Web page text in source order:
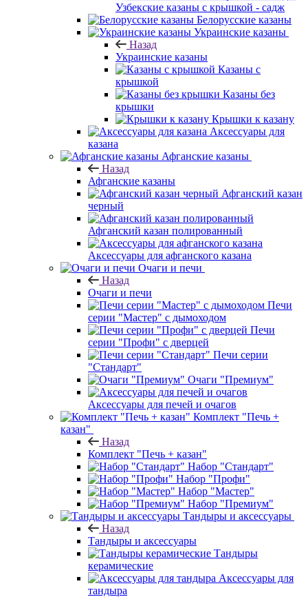
Узбекские казаны с крышкой - садж
Белорусские казаны
Украинские казаны
Назад
Украинские казаны
Казаны с
крышкой
Казаны без
крышки
Крышки к казану
Аксессуары для
казана
Афганские казаны
Назад
Афганские казаны
Афганский казан
черный
Афганский казан полированный
Аксессуары для афганского казана
Очаги и печи
Назад
Очаги и печи
Печи
серии "Мастер" с дымоходом
Печи
серии "Профи" с дверцей
Печи серии
"Стандарт"
Очаги "Премиум"
Аксессуары для печей и очагов
Комплект "Печь +
казан"
Назад
Комплект "Печь + казан"
Набор "Стандарт"
Набор "Профи"
Набор "Мастер"
Набор "Премиум"
Тандыры и аксессуары
Назад
Тандыры и аксессуары
Тандыры
керамические
Аксессуары для
тандыра